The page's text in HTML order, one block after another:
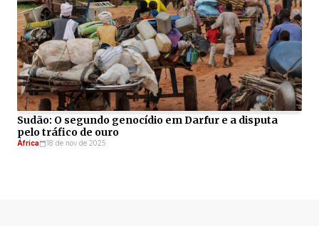
Sudão: O segundo genocídio em Darfur e a disputa
pelo tráfico de ouro
África 18 de nov de 2025